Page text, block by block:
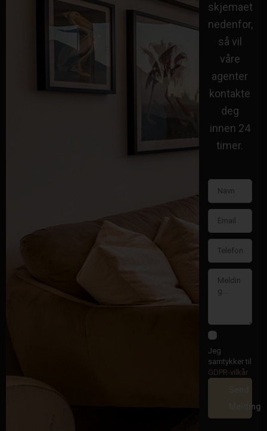
skjemaet
nedenfor,
så vil
våre
agenter
kontakte
deg
innen 24
timer.
Jeg
samtykker til
GDPR-vilkår
Melding